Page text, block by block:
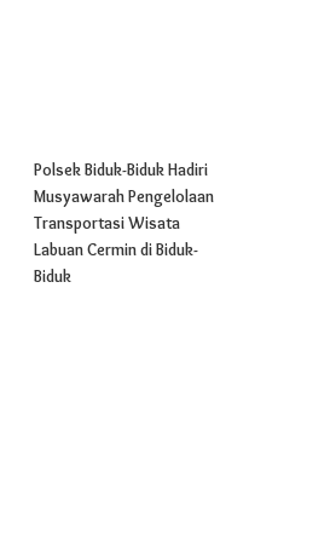
Polsek Biduk-Biduk Hadiri
Musyawarah Pengelolaan
Transportasi Wisata
Labuan Cermin di Biduk-
Biduk